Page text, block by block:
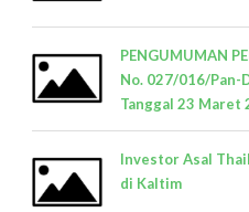
PENGUMUMAN
No. 027/016/Pan-
Tanggal 23 Maret
Investor Asal
di Kaltim